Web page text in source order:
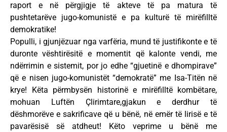
raport e në përgjigje të akteve të pa matura të
pushtetarëve jugo-komunistë e pa kulturë të mirëfilltë
demokratike!
Populli, i gjunjëzuar nga varfëria, mund të justifikonte e të
duronte vështirësitë e momentit që kalonte vendi, me
ndërrimin e sistemit, por jo edhe “gjuetinë e dhompirave”
që e nisen jugo-komunistët “demokratë” me Isa-Titën në
krye! Këta përmbysën historinë e mirëfilltë kombëtare,
mohuan Luftën Çlirimtare,gjakun e derdhur të
dëshmorëve e sakrificave që u bënë, në emër të lirisë e të
pavarësisë së atdheut! Këto veprime u bënë me